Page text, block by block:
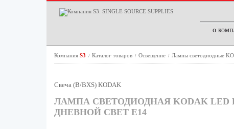
о
Компания S3 / Каталог товаров / Освещение / Лампы светодиодные
Свеча (B/BXS) KODAK
ЛАМПА СВЕТОДИОДНАЯ KODAK LED
ДНЕВНОЙ СВЕТ Е14